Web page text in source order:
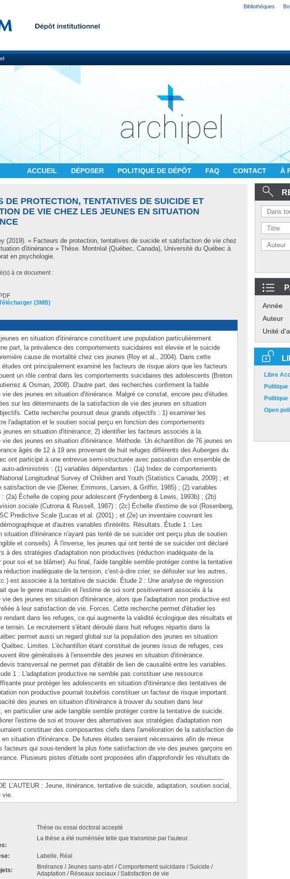
Bibliothèques
ACCUEIL DÉPOSER POLITIQUE DE DÉPÔT FAQ CONTACT À
DE PROTECTION, TENTATIVES DE SUICIDE ET
DE VIE CHEZ LES JEUNES EN SITUATION
(2019). « Facteurs de protection, tentatives de suicide et satisfaction de vie chez
d'itinérance » Thèse. Montréal (Québec, Canada), Université du Québec à
en psychologie.
à ce document :
PDF
(3MB)
en situation d'itinérance constituent une population particulièrement
part, la prévalence des comportements suicidaires est élevée et le suicide
cause de mortalité chez ces jeunes (Roy et al., 2004). Dans cette
ont principalement examiné les facteurs de risque alors que les facteurs
un rôle central dans les comportements suicidaires des adolescents (Breton
& Osman, 2008). D'autre part, des recherches confirment la faible
des jeunes en situation d'itinérance. Malgré ce constat, encore peu d'études
sur les déterminants de la satisfaction de vie des jeunes en situation
Cette recherche poursuit deux grands objectifs : 1) examiner les
l'adaptation et le soutien social perçu en fonction des comportements
jeunes en situation d'itinérance; 2) identifier les facteurs associés à la
des jeunes en situation d'itinérance. Méthode. Un échantillon de 76 jeunes en
âgés de 12 à 19 ans provenant de huit refuges différents des Auberges du
ont participé à une entrevue semi-structurée avec passation d'un ensemble de
administrés : (1) variables dépendantes : (1a) Index de comportements
Longitudinal Survey of Children and Youth (Statistics Canada, 2009) ; et
satisfaction de vie (Diener, Emmons, Larsen, & Griffin, 1985) ; (2) variables
: (2a) Échelle de coping pour adolescent (Frydenberg & Lewis, 1993b) ; (2b)
sociale (Cutrona & Russell, 1987) ; (2c) Échelle d'estime de soi (Rosenberg,
Predictive Scale (Lucas et al. (2001) ; et (2e) un inventaire couvrant les
et d'autres variables d'intérêts. Résultats. Étude 1 : Les
situation d'itinérance n'ayant pas tenté de se suicider ont perçu plus de soutien
et conseils). À l'inverse, les jeunes qui ont tenté de se suicider ont déclaré
à des stratégies d'adaptation non productives (réduction inadéquate de la
pour soi et se blâmer). Au final, l'aide tangible semble protéger contre la tentative
réduction inadéquate de la tension, c'est-à-dire crier, se défouler sur les autres,
est associée à la tentative de suicide. Étude 2 : Une analyse de régression
que le genre masculin et l'estime de soi sont positivement associés à la
des jeunes en situation d'itinérance, alors que l'adaptation non productive est
à leur satisfaction de vie. Forces. Cette recherche permet d'étudier les
rendant dans les refuges, ce qui augmente la validité écologique des résultats et
terrain. Le recrutement s'étant déroulé dans huit refuges répartis dans la
permet aussi un regard global sur la population des jeunes en situation
Québec. Limites. L'échantillon étant constitué de jeunes issus de refuges, ces
être généralisés à l'ensemble des jeunes en situation d'itinérance.
transversal ne permet pas d'établir de lien de causalité entre les variables.
1 : L'adaptation productive ne semble pas constituer une ressource
pour protéger les adolescents en situation d'itinérance des tentatives de
non productive pourrait toutefois constituer un facteur de risque important.
des jeunes en situation d'itinérance à trouver du soutien dans leur
en particulier une aide tangible semble protéger contre la tentative de suicide.
l'estime de soi et trouver des alternatives aux stratégies d'adaptation non
constituer des composantes clefs dans l'amélioration de la satisfaction de
situation d'itinérance. De futures études seraient nécessaires afin de mieux
facteurs qui sous-tendent la plus forte satisfaction de vie des jeunes garçons en
Plusieurs pistes d'étude sont proposées afin d'approfondir les résultats de
L’AUTEUR : Jeune, itinérance, tentative de suicide, adaptation, soutien social,
vie.
Thèse ou essai doctoral accepté
La thèse a été numérisée telle que transmise par l'auteur.
Labelle, Réal
Itinérance / Jeunes sans-abri / Comportement suicidaire / Suicide /
Adaptation / Réseaux sociaux / Satisfaction de vie
Année
Auteur
Unité
Libre
Open